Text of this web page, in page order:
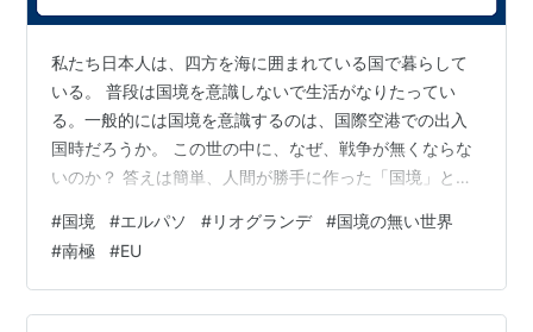
私たち日本人は、四方を海に囲まれている国で暮らして
いる。 普段は国境を意識しないで生活がなりたってい
る。一般的には国境を意識するのは、国際空港での出入
国時だろうか。 この世の中に、なぜ、戦争が無くならな
いのか？ 答えは簡単、人間が勝手に作った「国境」とい
くくりなのに、なんと身勝手なことである。 宇宙飛行士
の毛利衛さんは「宇宙からは国境線が見えない」と言っ
た。 国境は人間が勝手に地図上に作った線なのだから見
えない。 だが、人類は馬鹿みたいにこの見えない線に固
#国境 #エルパソ #リオグランデ #国境の無い世界
#南極 #EU